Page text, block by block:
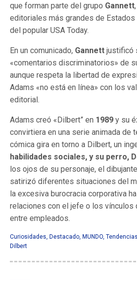
que forman parte del grupo Gannett
editoriales más grandes de
del popular USA Today.
En un comunicado, Gannett justificó
«comentarios discriminatorios» de
aunque respeta la libertad de
Adams «no está en línea» con los
editorial.
Adams creó «Dilbert” en 1989 y su
convirtiera en una serie animada de
cómica gira en torno a Dilbert, un
habilidades sociales, y su perro,
los ojos de su personaje, el
satirizó diferentes situaciones del
la excesiva burocracia corporativa
relaciones con el jefe o los vínculos
entre empleados.
Curiosidades, Destacado, MUNDO, Tendencias
Dilbert